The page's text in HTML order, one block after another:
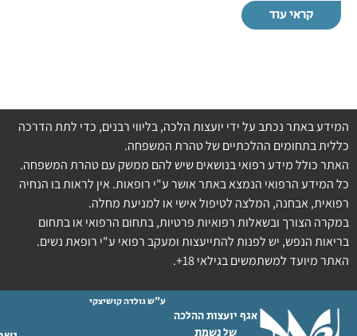
קראי עוד
המידע באתר נכתב על ידי יועצות הלכה, בליווי רבנים, כדי לתת הדרכה
כללית בתחומים ההלכתיים של טהרת המשפחה.
האתר כולל מידע רפואי בנושאים שיש להם ממשק עם טהרת המשפחה.
כל המידע הרפואי הנמצא באתר אושר ע"י רופאות. אין לראות בו הנחיה
רפואית, אבחנה, המלצה לטיפול אישי או למניעת מחלה.
במקרה הצורך ובשאלות רפואיות פרטיות, בתחום הרפואי או בתחום
בריאות הנפש, יש לפנות להתייעצות ומעקב רפואי ע"י רופאת נשים.
האתר מיועד למשתמשים בגילאי 18+.
אגף יועצות ההלכה
של נשמת
ע"ש גולדה קושיצקי